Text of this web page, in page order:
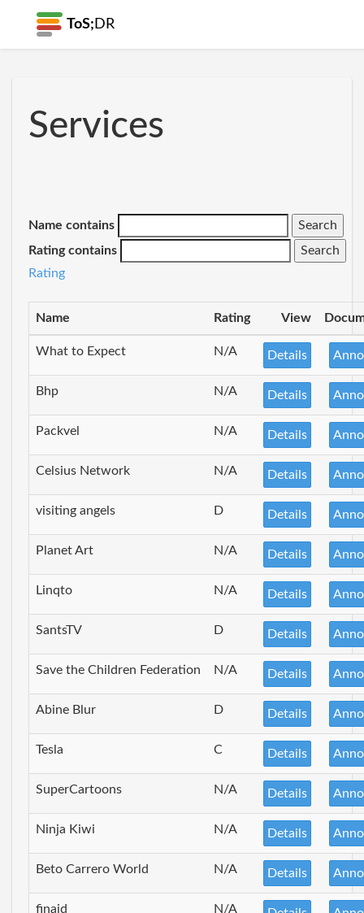
ToS; DR
Services
Name contains
Rating contains
Rating
Name Rating View
What to Expect N/A Details
Bhp N/A Details
Packvel N/A Details
Celsius Network N/A Details
visiting angels D Details
Planet Art N/A Details
Linqto N/A Details
SantsTV D Details
Save the Children Federation N/A Details
Abine Blur D Details
Tesla C Details
SuperCartoons N/A Details
Ninja Kiwi N/A Details
Beto Carrero World N/A Details
finaid N/A